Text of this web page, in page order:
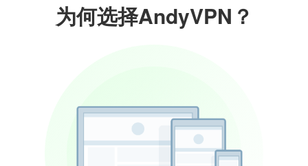
为何选择AndyVPN？